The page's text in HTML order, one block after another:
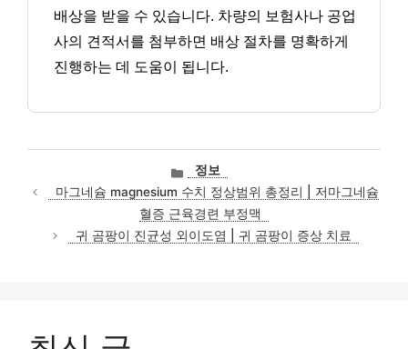
배상을 받을 수 있습니다. 차량의 보험사나 공업
사의 견적서를 첨부하면 배상 절차를 명확하게
진행하는 데 도움이 됩니다.
카
테
고
리
정보
마그네슘 magnesium 수치 정상범위 총정리 | 저마그네슘
혈증 근육경련 부정맥
귀 곰팡이 진균성 외이도염 | 귀 곰팡이 증상 치료